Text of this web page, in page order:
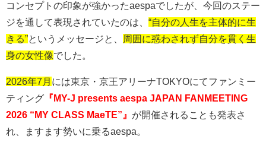
コンセプトの印象が強かったaespaでしたが、今回のステー
ジを通して表現されていたのは、 “自分の人生を主体的に生
きる”というメッセージと、
周囲に惑わされず自分を貫く生
身の女性像でした。
2026年7月 には東京・京王アリーナTOKYOにてファンミー
ティング 『MY-J presents aespa JAPAN FANMEETING
2026 “MY CLASS MaeTE”』 が開催されることも発表さ
れ、ますます勢いに乗るaespa